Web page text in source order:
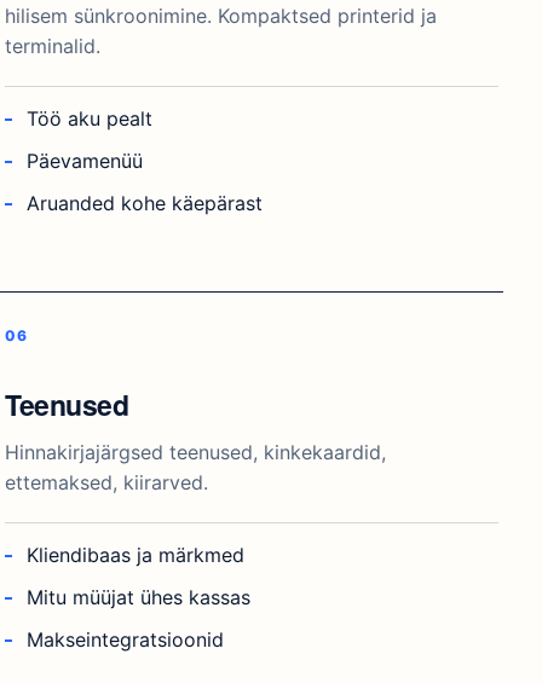
hilisem sünkroonimine. Kompaktsed printerid ja
terminalid.
Töö aku pealt
Päevamenüü
Aruanded kohe käepärast
Teenused
Hinnakirjajärgsed teenused, kinkekaardid,
ettemaksed, kiirarved.
Kliendibaas ja märkmed
Mitu müüjat ühes kassas
Makseintegratsioonid